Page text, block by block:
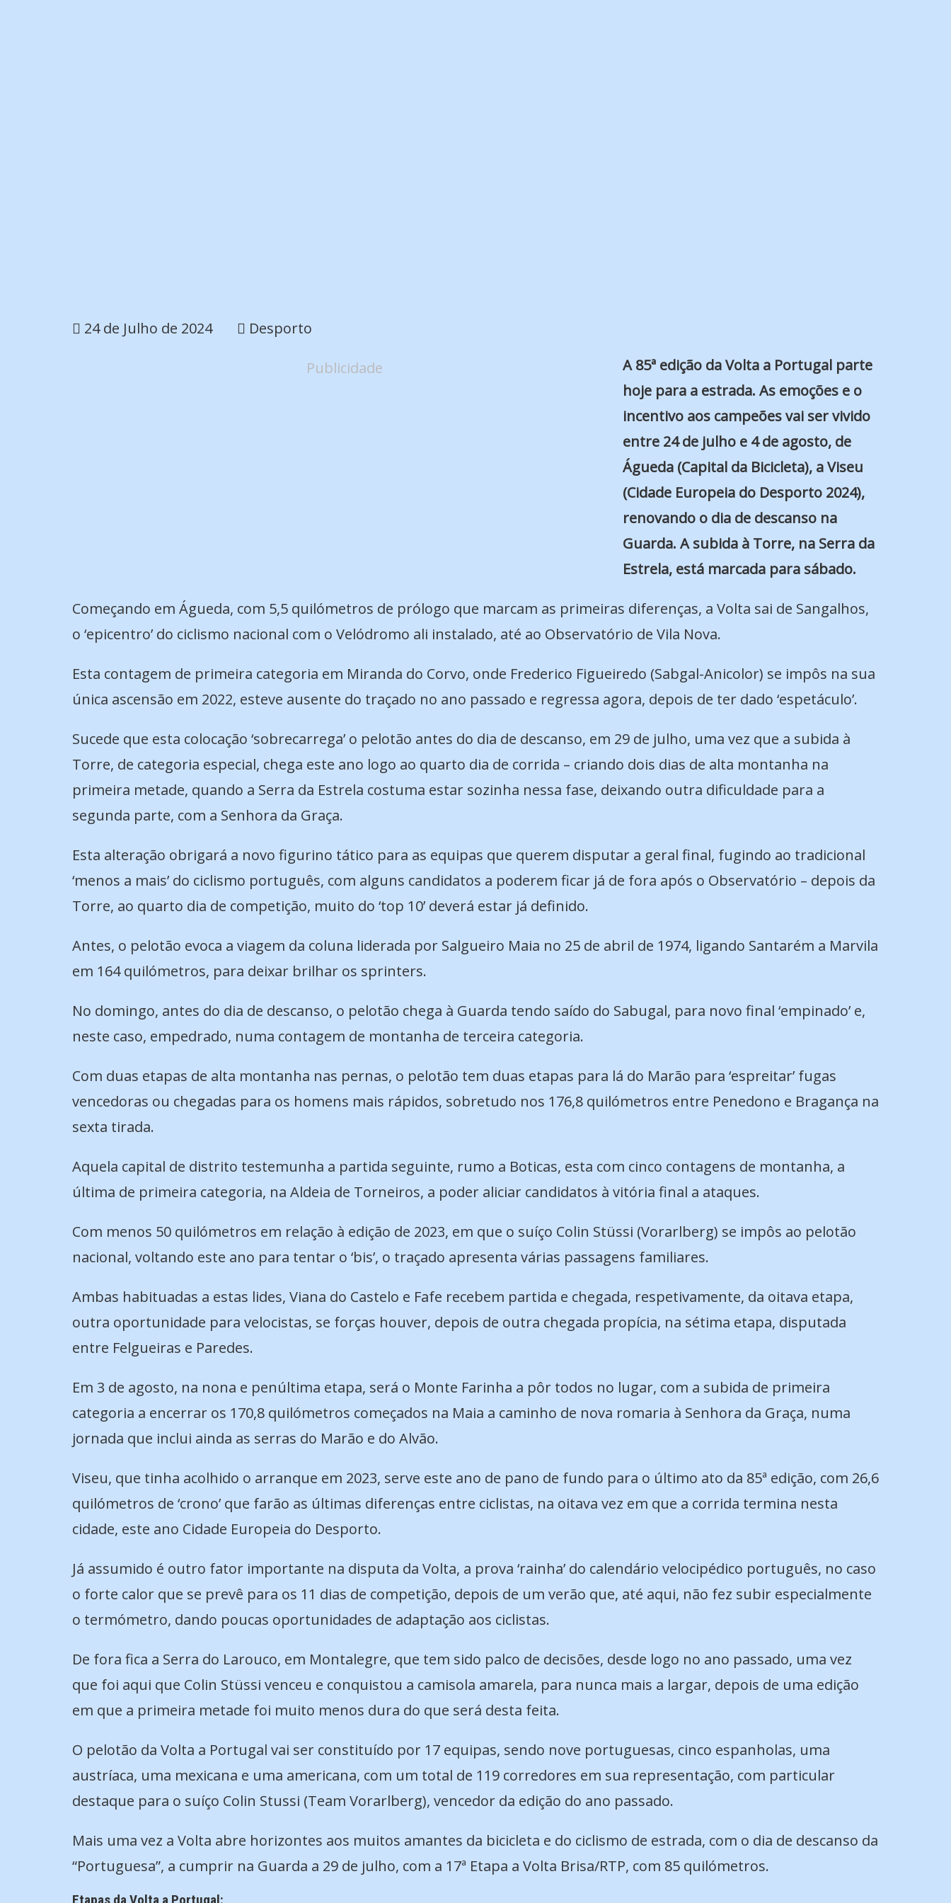
24 de Julho de 2024 Desporto
Publicidade
A 85ª edição da Volta a Portugal parte
hoje para a estrada. As emoções e o
incentivo aos campeões vai ser vivido
entre 24 de julho e 4 de agosto, de
Águeda (Capital da Bicicleta), a Viseu
(Cidade Europeia do Desporto 2024),
renovando o dia de descanso na
Guarda. A subida à Torre, na Serra da
Estrela, está marcada para sábado.
Começando em Águeda, com 5,5 quilómetros de prólogo que marcam as primeiras diferenças, a Volta sai de Sangalhos,
o ‘epicentro’ do ciclismo nacional com o Velódromo ali instalado, até ao Observatório de Vila Nova.
Esta contagem de primeira categoria em Miranda do Corvo, onde Frederico Figueiredo (Sabgal-Anicolor) se impôs na sua
única ascensão em 2022, esteve ausente do traçado no ano passado e regressa agora, depois de ter dado ‘espetáculo’.
Sucede que esta colocação ‘sobrecarrega’ o pelotão antes do dia de descanso, em 29 de julho, uma vez que a subida à
Torre, de categoria especial, chega este ano logo ao quarto dia de corrida – criando dois dias de alta montanha na
primeira metade, quando a Serra da Estrela costuma estar sozinha nessa fase, deixando outra dificuldade para a
segunda parte, com a Senhora da Graça.
Esta alteração obrigará a novo figurino tático para as equipas que querem disputar a geral final, fugindo ao tradicional
‘menos a mais’ do ciclismo português, com alguns candidatos a poderem ficar já de fora após o Observatório – depois da
Torre, ao quarto dia de competição, muito do ‘top 10’ deverá estar já definido.
Antes, o pelotão evoca a viagem da coluna liderada por Salgueiro Maia no 25 de abril de 1974, ligando Santarém a Marvila
em 164 quilómetros, para deixar brilhar os sprinters.
No domingo, antes do dia de descanso, o pelotão chega à Guarda tendo saído do Sabugal, para novo final ‘empinado’ e,
neste caso, empedrado, numa contagem de montanha de terceira categoria.
Com duas etapas de alta montanha nas pernas, o pelotão tem duas etapas para lá do Marão para ‘espreitar’ fugas
vencedoras ou chegadas para os homens mais rápidos, sobretudo nos 176,8 quilómetros entre Penedono e Bragança na
sexta tirada.
Aquela capital de distrito testemunha a partida seguinte, rumo a Boticas, esta com cinco contagens de montanha, a
última de primeira categoria, na Aldeia de Torneiros, a poder aliciar candidatos à vitória final a ataques.
Com menos 50 quilómetros em relação à edição de 2023, em que o suíço Colin Stüssi (Vorarlberg) se impôs ao pelotão
nacional, voltando este ano para tentar o ‘bis’, o traçado apresenta várias passagens familiares.
Ambas habituadas a estas lides, Viana do Castelo e Fafe recebem partida e chegada, respetivamente, da oitava etapa,
outra oportunidade para velocistas, se forças houver, depois de outra chegada propícia, na sétima etapa, disputada
entre Felgueiras e Paredes.
Em 3 de agosto, na nona e penúltima etapa, será o Monte Farinha a pôr todos no lugar, com a subida de primeira
categoria a encerrar os 170,8 quilómetros começados na Maia a caminho de nova romaria à Senhora da Graça, numa
jornada que inclui ainda as serras do Marão e do Alvão.
Viseu, que tinha acolhido o arranque em 2023, serve este ano de pano de fundo para o último ato da 85ª edição, com 26,6
quilómetros de ‘crono’ que farão as últimas diferenças entre ciclistas, na oitava vez em que a corrida termina nesta
cidade, este ano Cidade Europeia do Desporto.
Já assumido é outro fator importante na disputa da Volta, a prova ‘rainha’ do calendário velocipédico português, no caso
o forte calor que se prevê para os 11 dias de competição, depois de um verão que, até aqui, não fez subir especialmente
o termómetro, dando poucas oportunidades de adaptação aos ciclistas.
De fora fica a Serra do Larouco, em Montalegre, que tem sido palco de decisões, desde logo no ano passado, uma vez
que foi aqui que Colin Stüssi venceu e conquistou a camisola amarela, para nunca mais a largar, depois de uma edição
em que a primeira metade foi muito menos dura do que será desta feita.
O pelotão da Volta a Portugal vai ser constituído por 17 equipas, sendo nove portuguesas, cinco espanholas, uma
austríaca, uma mexicana e uma americana, com um total de 119 corredores em sua representação, com particular
destaque para o suíço Colin Stussi (Team Vorarlberg), vencedor da edição do ano passado.
Mais uma vez a Volta abre horizontes aos muitos amantes da bicicleta e do ciclismo de estrada, com o dia de descanso da
“Portuguesa”, a cumprir na Guarda a 29 de julho, com a 17ª Etapa a Volta Brisa/RTP, com 85 quilómetros.
Etapas da Volta a Portugal: